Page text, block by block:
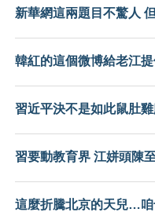
新華網這兩題目不驚人
韓紅的這個微博給老江
習近平決不是如此鼠肚
習要動教育界 江姘頭陳
這麼折騰北京的天兒…